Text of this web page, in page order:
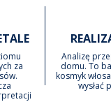
za
Analizę
domu. To
kosmyk
wysłać